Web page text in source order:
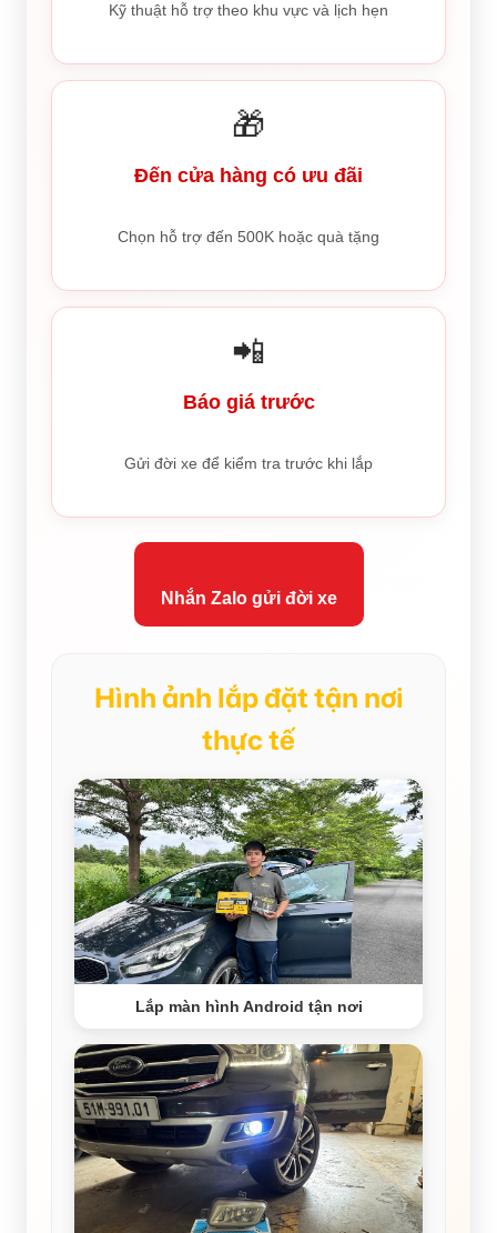
Kỹ thuật hỗ trợ theo khu vực và lịch hẹn
🎁
Đến cửa hàng có ưu đãi
Chọn hỗ trợ đến 500K hoặc quà tặng
📲
Báo giá trước
Gửi đời xe để kiểm tra trước khi lắp
Nhắn Zalo gửi đời xe
Hình ảnh lắp đặt tận nơi
thực tế
Lắp màn hình Android tận nơi